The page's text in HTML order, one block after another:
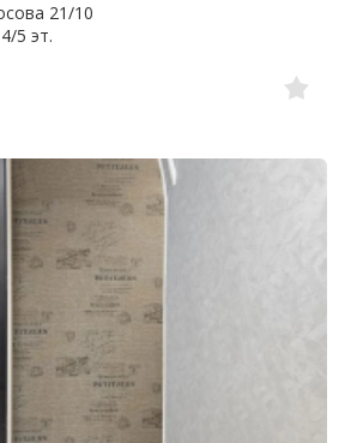
21/10
5 эт.